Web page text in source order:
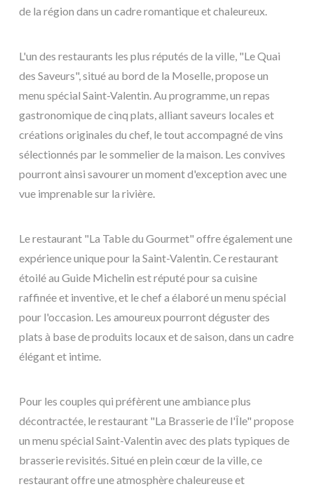
de la région dans un cadre romantique et chaleureux.
L'un des restaurants les plus réputés de la ville, "Le Quai
des Saveurs", situé au bord de la Moselle, propose un
menu spécial Saint-Valentin. Au programme, un repas
gastronomique de cinq plats, alliant saveurs locales et
créations originales du chef, le tout accompagné de vins
sélectionnés par le sommelier de la maison. Les convives
pourront ainsi savourer un moment d'exception avec une
vue imprenable sur la rivière.
Le restaurant "La Table du Gourmet" offre également une
expérience unique pour la Saint-Valentin. Ce restaurant
étoilé au Guide Michelin est réputé pour sa cuisine
raffinée et inventive, et le chef a élaboré un menu spécial
pour l'occasion. Les amoureux pourront déguster des
plats à base de produits locaux et de saison, dans un cadre
élégant et intime.
Pour les couples qui préfèrent une ambiance plus
décontractée, le restaurant "La Brasserie de l'Île" propose
un menu spécial Saint-Valentin avec des plats typiques de
brasserie revisités. Situé en plein cœur de la ville, ce
restaurant offre une atmosphère chaleureuse et